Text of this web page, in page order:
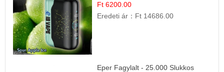
Ft 6200.00
Eredeti ár： Ft 14686.00
Eper Fagylalt - 25.000 Slukkos